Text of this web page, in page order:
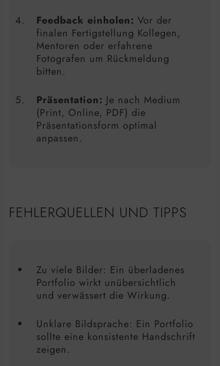
Feedback einholen: Vor der
finalen Fertigstellung Kollegen,
Mentoren oder erfahrene
Fotografen um Rückmeldung
bitten.
Präsentation: Je nach Medium
(Print, Online, PDF) die
Präsentationsform optimal
anpassen.
FEHLERQUELLEN UND TIPPS
Zu viele Bilder: Ein überladenes
Portfolio wirkt unübersichtlich
und verwässert die Wirkung.
Unklare Bildsprache: Ein Portfolio
sollte eine konsistente Handschrift
zeigen.